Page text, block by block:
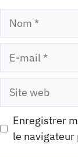
Nom
Site
Enregistrer
le navigateur